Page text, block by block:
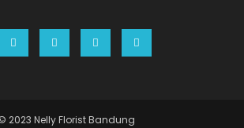
2023 Nelly Florist Bandung